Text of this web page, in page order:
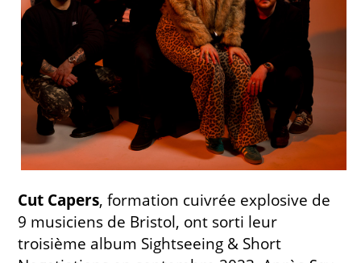
Cut Capers, formation cuivrée explosive de
9 musiciens de Bristol, ont sorti leur
troisième album Sightseeing & Short